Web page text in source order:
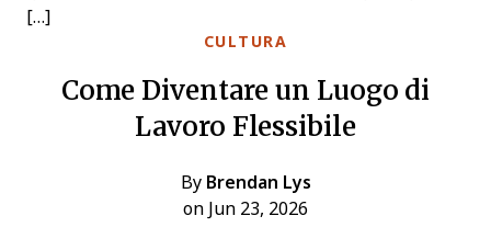
CULTURA
Come Diventare un Luogo di
Lavoro Flessibile
By Brendan Lys
on Jun 23, 2026
[…]